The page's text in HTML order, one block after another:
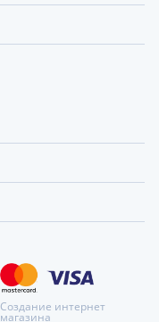
Создание интернет
магазина